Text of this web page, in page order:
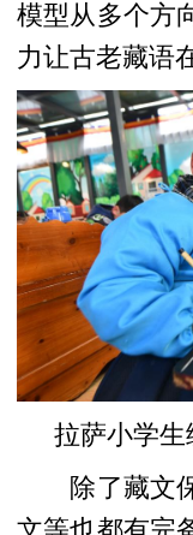
模型从多个方
力让古老藏语
拉萨小学
除了藏文保